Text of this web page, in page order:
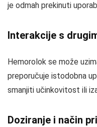
je odmah prekinuti
Interakcije s
Hemorolok se može
preporučuje istodobna
smanjiti učinkovitost ili
Doziranje i način